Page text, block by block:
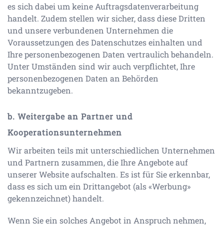
es sich dabei um keine Auftragsdatenverarbeitung
handelt. Zudem stellen wir sicher, dass diese Dritten
und unsere verbundenen Unternehmen die
Voraussetzungen des Datenschutzes einhalten und
Ihre personenbezogenen Daten vertraulich behandeln.
Unter Umständen sind wir auch verpflichtet, Ihre
personenbezogenen Daten an Behörden
bekanntzugeben.
b. Weitergabe an Partner und
Kooperationsunternehmen
Wir arbeiten teils mit unterschiedlichen Unternehmen
und Partnern zusammen, die Ihre Angebote auf
unserer Website aufschalten. Es ist für Sie erkennbar,
dass es sich um ein Drittangebot (als «Werbung»
gekennzeichnet) handelt.
Wenn Sie ein solches Angebot in Anspruch nehmen,